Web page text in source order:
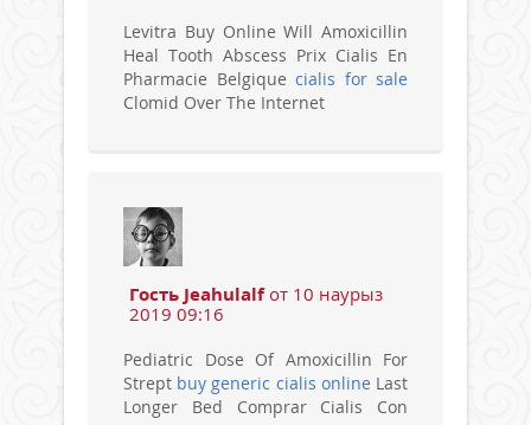
Levitra Buy Online Will Amoxicillin
Heal Tooth Abscess Prix Cialis En
Pharmacie Belgique cialis for sale
Clomid Over The Internet
Гость Jeahulalfот 10 наурыз
2019 09:16
Pediatric Dose Of Amoxicillin For
Strept buy generic cialis online Last
Longer Bed Comprar Cialis Con